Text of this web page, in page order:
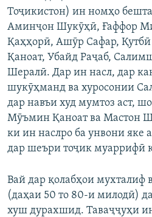
Тоҷикистон) ин номҳо
Аминҷон Шукӯҳӣ, Ғаффор
Қаҳҳорӣ, Ашӯр Сафар,
Қаноат, Убайд Раҷаб,
Шералӣ. Дар ин насл, дар
шукӯҳманд ва хуросонии
дар навъи худ мумтоз аст,
Мӯъмин Қаноат ва Мастон
ки ин наслро ба унвони яке
дар шеъри тоҷик муаррифӣ
Вай дар қолабҳои мухталиф
(даҳаи 50 то 80-и милодӣ)
хуш дурахшид. Таваҷҷуҳи